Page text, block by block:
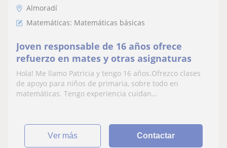
Almoradí
Matemáticas: Matemáticas básicas
Joven responsable de 16 años ofrece
refuerzo en mates y otras asignaturas
Hola! Me llamo Patricia y tengo 16 años.Ofrezco clases
de apoyo para niños de primaria, sobre todo en
matemáticas. Tengo experiencia cuidan...
ver más Contactar